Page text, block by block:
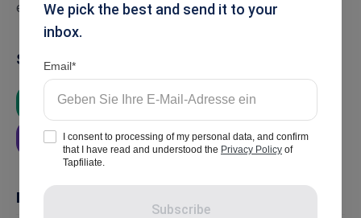
Summarise
ChatGPT Google AI Grok
Perplexity
In this article
We pick the best and send it to your
inbox.
Email
I consent to processing of my personal data, and confirm
that I have read and understood the Privacy Policy of
Tapfiliate.
Subscribe